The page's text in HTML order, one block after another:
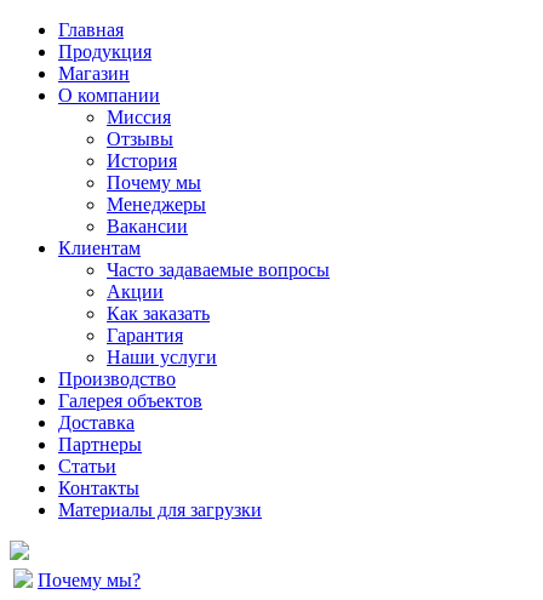
Главная
Продукция
Магазин
О компании
Миссия
Отзывы
История
Почему мы
Менеджеры
Вакансии
Клиентам
Часто задаваемые вопросы
Акции
Как заказать
Гарантия
Наши услуги
Производство
Галерея объектов
Доставка
Партнеры
Статьи
Контакты
Материалы для загрузки
Почему мы?